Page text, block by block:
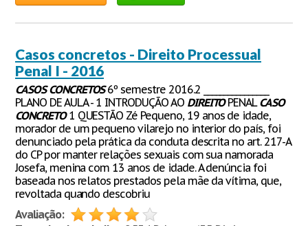
Casos concretos - Direito Processual
Penal I - 2016
CASOS CONCRETOS6º semestre 2016.2 ________________
PLANO DE AULA - 1 INTRODUÇÃO AO DIREITOPENALCASO
CONCRETO1 QUESTÃO Zé Pequeno, 19 anos de idade,
morador de um pequeno vilarejo no interior do país, foi
denunciado pela prática da conduta descrita no art. 217-A
do CP por manter relações sexuais com sua namorada
Josefa, menina com 13 anos de idade. A denúncia foi
baseada nos relatos prestados pela mãe da vítima, que,
revoltada quando descobriu
Avaliação: